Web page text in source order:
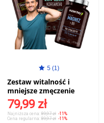
5 (1)
Zestaw witalność i
mniejsze zmęczenie
79,99 zł
Najniższa cena: 89,97 zł -11%
Cena regularna: 89,97 zł -11%